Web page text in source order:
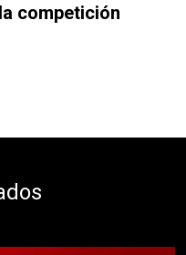
competición